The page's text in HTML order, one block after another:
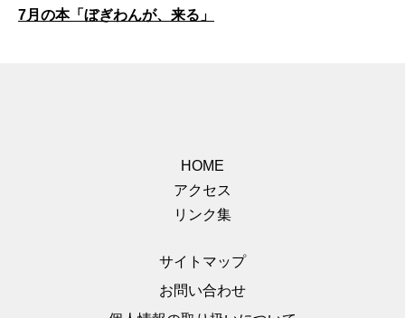
7月の本「ぼぎわんが、来る」
HOME
アクセス
リンク集
サイトマップ
お問い合わせ